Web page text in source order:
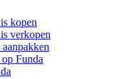
kopen
verkopen
Funda